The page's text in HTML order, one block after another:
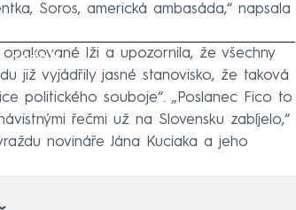
Soros, americká ambasáda,“ napsala
fetch
lži a upozornila, že všechny
již vyjádřily jasné stanovisko, že taková
politického souboje“. „Poslanec Fico to
řečmi už na Slovensku zabíjelo,“
novináře Jána Kuciaka a jeho